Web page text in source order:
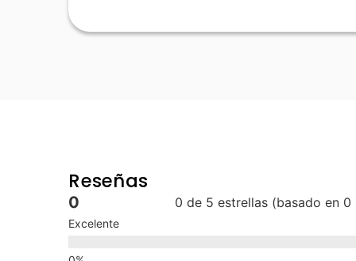
Reseñas
0 0 de 5 estrellas (basado en 0
Excelente